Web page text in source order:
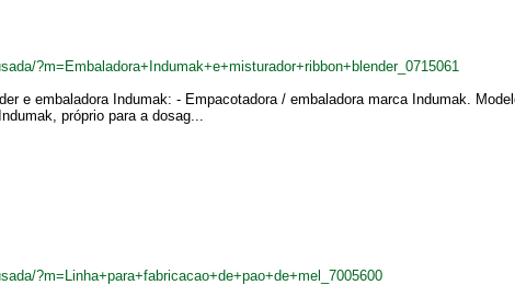
?m=Embaladora+Indumak+e+misturador+ribbon+blender_0715061
e embaladora Indumak: - Empacotadora / embaladora marca Indumak.
próprio para a dosag...
?m=Linha+para+fabricacao+de+pao+de+mel_7005600